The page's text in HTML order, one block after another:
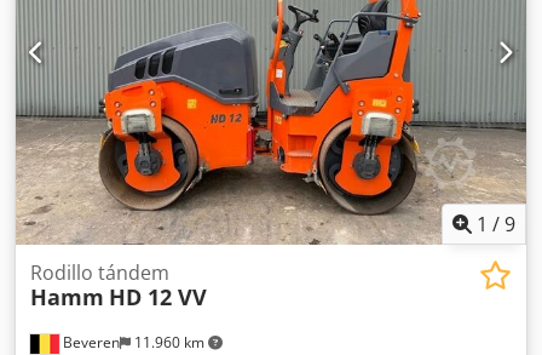
1 /9
Beveren 11.960 km
Rodillo tándem
Hamm HD 12 VV